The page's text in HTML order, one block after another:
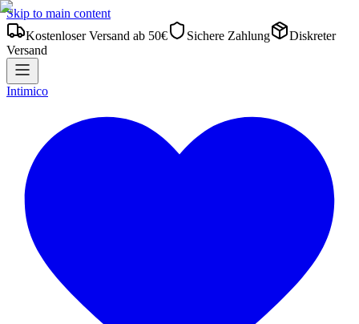
Skip to main content
Kostenloser Versand ab 50€
Sichere Zahlung
Diskreter
Versand
Intimico